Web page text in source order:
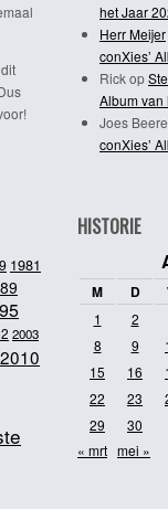
het Jaar
Herr Meijer
conXies’
Rickop
Album van
Joes
conXies’
1981
2003
2010
HISTORIE
M D
1
2
8
9
15
16
22
23
29
30
« mrt mei »